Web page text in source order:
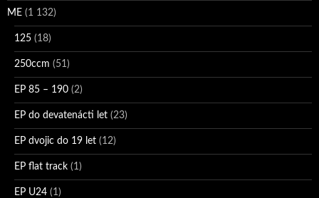
ME (1 132)
125 (18)
250ccm (51)
EP 85 – 190 (2)
EP do devatenácti let (23)
EP dvojic do 19 let (12)
EP flat track (1)
EP U24 (1)